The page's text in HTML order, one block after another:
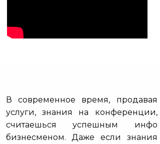
В современное время, продавая
услуги, знания на конференции,
считаешься успешным инфо
бизнесменом. Даже если знания